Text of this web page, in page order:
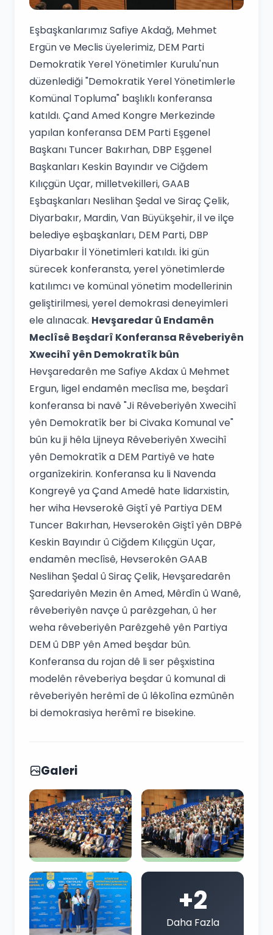
Eşbaşkanlarımız Safiye Akdağ, Mehmet
Ergün ve Meclis üyelerimiz, DEM Parti
Demokratik Yerel Yönetimler Kurulu'nun
düzenlediği "Demokratik Yerel Yönetimlerle
Komünal Topluma" başlıklı konferansa
katıldı. Çand Amed Kongre Merkezinde
yapılan konferansa DEM Parti Eşgenel
Başkanı Tuncer Bakırhan, DBP Eşgenel
Başkanları Keskin Bayındır ve Ciğdem
Kılıçgün Uçar, milletvekilleri, GAAB
Eşbaşkanları Neslihan Şedal ve Siraç Çelik,
Diyarbakır, Mardin, Van Büyükşehir, il ve ilçe
belediye eşbaşkanları, DEM Parti, DBP
Diyarbakır İl Yönetimleri katıldı. İki gün
sürecek konferansta, yerel yönetimlerde
katılımcı ve komünal yönetim modellerinin
geliştirilmesi, yerel demokrasi deneyimleri
ele alınacak. Hevşaredar û Endamên
Meclîsê Beşdarî Konferansa Rêveberiyên
Xwecihî yên Demokratîk bûn
Hevşaredarên me Safiye Akdax û Mehmet
Ergun, ligel endamên meclîsa me, beşdarî
konferansa bi navê "Ji Rêveberiyên Xwecihî
yên Demokratîk ber bi Civaka Komunal ve"
bûn ku ji hêla Lijneya Rêveberiyên Xwecihî
yên Demokratîk a DEM Partiyê ve hate
organîzekirin. Konferansa ku li Navenda
Kongreyê ya Çand Amedê hate lidarxistin,
her wiha Hevserokê Giştî yê Partiya DEM
Tuncer Bakırhan, Hevserokên Giştî yên DBPê
Keskin Bayındır û Ciğdem Kılıçgün Uçar,
endamên meclîsê, Hevserokên GAAB
Neslihan Şedal û Siraç Çelik, Hevşaredarên
Şaredariyên Mezin ên Amed, Mêrdîn û Wanê,
rêveberiyên navçe û parêzgehan, û her
weha rêveberiyên Parêzgehê yên Partiya
DEM û DBP yên Amed beşdar bûn.
Konferansa du rojan dê li ser pêşxistina
modelên rêveberiya beşdar û komunal di
rêveberiyên herêmî de û lêkolîna ezmûnên
bi demokrasiya herêmî re bisekine.
Galeri
+2
Daha Fazla